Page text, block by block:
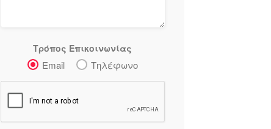
Τρόπος Επικοινωνίας
Email Τηλέφωνο